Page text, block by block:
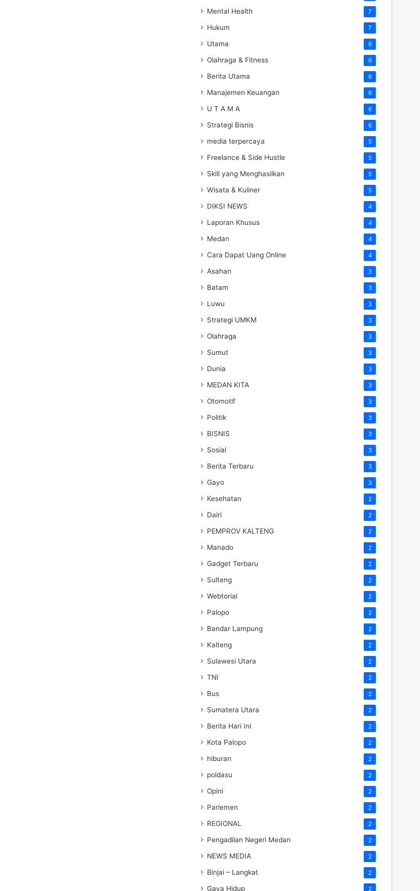
Mental Health 7
Hukum 7
Utama 6
Olahraga & Fitness 6
Berita Utama 6
Manajemen Keuangan 6
U T A M A 6
Strategi Bisnis 6
media terpercaya 5
Freelance & Side Hustle 5
Skill yang Menghasilkan 5
Wisata & Kuliner 5
DIKSI NEWS 4
Laporan Khusus 4
Medan 4
Cara Dapat Uang Online 4
Asahan 3
Batam 3
Luwu 3
Strategi UMKM 3
Olahraga 3
Sumut 3
Dunia 3
MEDAN KITA 3
Otomotif 3
Politik 3
BISNIS 3
Sosial 3
Berita Terbaru 3
Gayo 3
Kesehatan 2
Dairi 2
PEMPROV KALTENG 2
Manado 2
Gadget Terbaru 2
Sulteng 2
Webtorial 2
Palopo 2
Bandar Lampung 2
Kalteng 2
Sulawesi Utara 2
TNI 2
Bus 2
Sumatera Utara 2
Berita Hari Ini 2
Kota Palopo 2
hiburan 2
poldasu 2
Opini 2
Parlemen 2
REGIONAL 2
Pengadilan Negeri Medan 2
NEWS MEDIA 2
Binjai – Langkat 2
Gaya Hidup 2